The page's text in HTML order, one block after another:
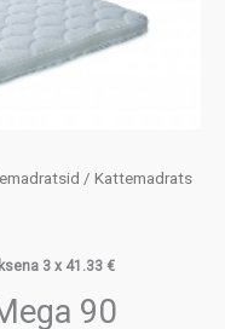
/ Kattemadrats
3 x 41.33 €
90